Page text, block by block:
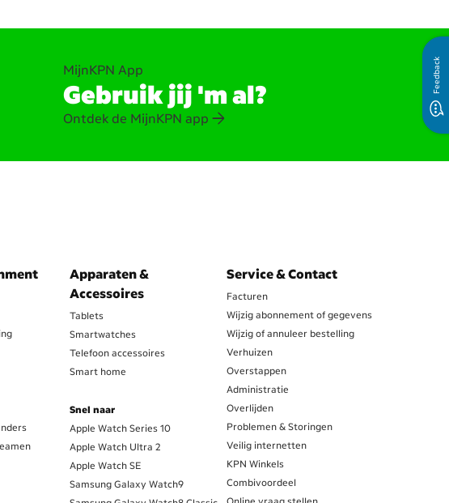
MijnKPN App
Gebruik jij 'm al?
Ontdek de MijnKPN app
Apparaten &
Accessoires
Tablets
Smartwatches
Telefoon accessoires
Smart home
Snel naar
Apple Watch Series 10
Apple Watch Ultra 2
Apple Watch SE
Samsung Galaxy Watch9
Service & Contact
Facturen
Wijzig abonnement of gegevens
Wijzig of annuleer bestelling
Verhuizen
Overstappen
Administratie
Overlijden
Problemen & Storingen
Veilig internetten
KPN Winkels
Combivoordeel
Feedback